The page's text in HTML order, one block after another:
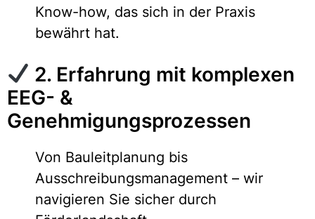
Know-how, das sich in der Praxis
bewährt hat.
2. Erfahrung mit komplexen
EEG- &
Genehmigungsprozessen
Von Bauleitplanung bis
Ausschreibungsmanagement – wir
navigieren Sie sicher durch